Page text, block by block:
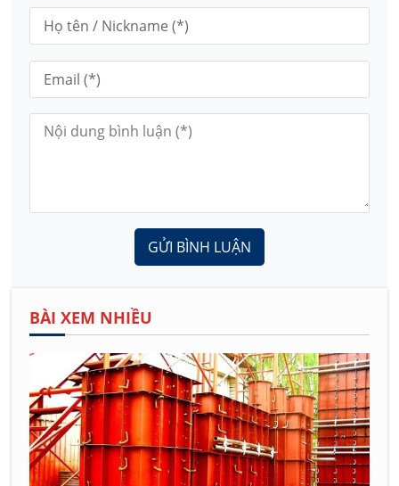
GỬI BÌNH LUẬN
BÀI XEM NHIỀU